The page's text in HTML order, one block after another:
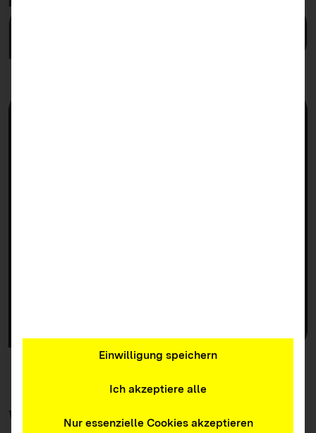
Weitere Angebote
Einwilligung speichern
Ich akzeptiere alle
Nur essenzielle Cookies akzeptieren